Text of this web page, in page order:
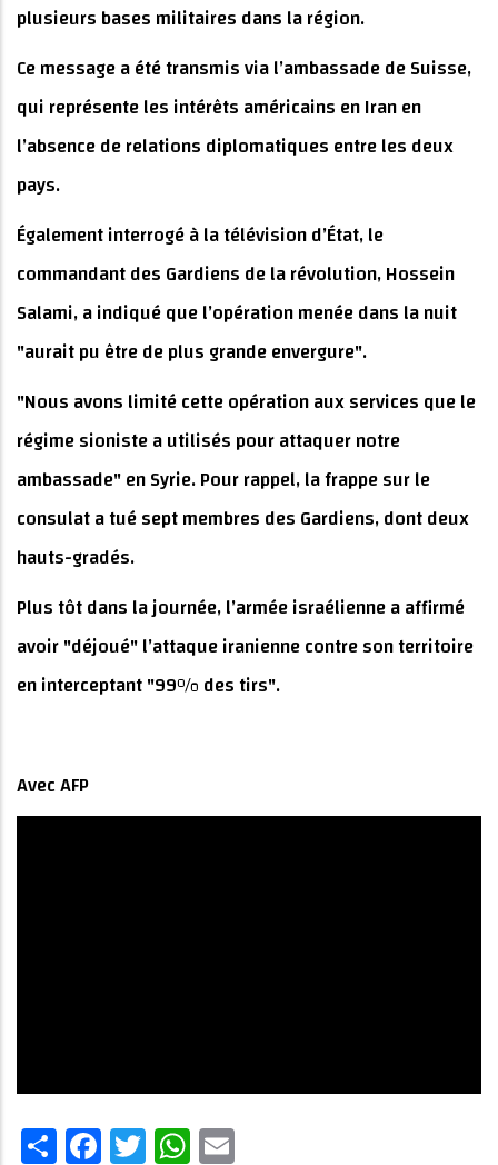
plusieurs bases militaires dans la région.
Ce message a été transmis via l’ambassade de Suisse,
qui représente les intérêts américains en Iran en
l’absence de relations diplomatiques entre les deux
pays.
Également interrogé à la télévision d’État, le
commandant des Gardiens de la révolution, Hossein
Salami, a indiqué que l’opération menée dans la nuit
"aurait pu être de plus grande envergure".
"Nous avons limité cette opération aux services que le
régime sioniste a utilisés pour attaquer notre
ambassade" en Syrie. Pour rappel, la frappe sur le
consulat a tué sept membres des Gardiens, dont deux
hauts-gradés.
Plus tôt dans la journée, l’armée israélienne a affirmé
avoir "déjoué" l’attaque iranienne contre son territoire
en interceptant "99% des tirs".
Avec AFP
ShareFacebook
TwitterWhatsApp